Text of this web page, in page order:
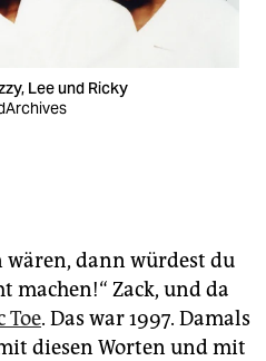
Lee und Ricky
wären, dann würdest du
machen!“ Zack, und da
Toe. Das war 1997. Damals
diesen Worten und mit